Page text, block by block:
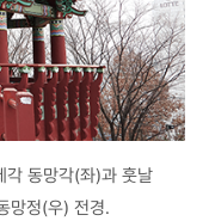
각 동망각(좌)과 훗날
망정(우) 전경.